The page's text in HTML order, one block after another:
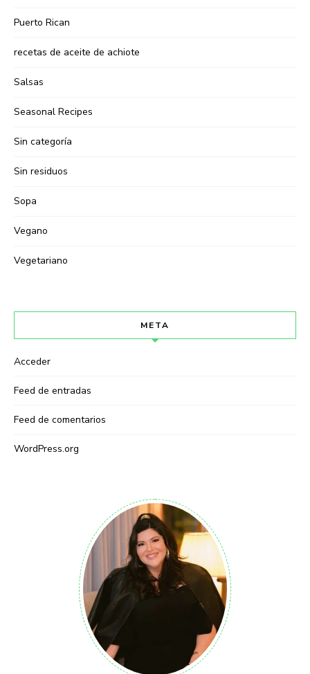
Puerto Rican
recetas de aceite de achiote
Salsas
Seasonal Recipes
Sin categoría
Sin residuos
Sopa
Vegano
Vegetariano
META
Acceder
Feed de entradas
Feed de comentarios
WordPress.org